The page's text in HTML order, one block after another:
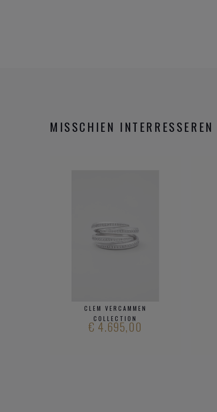
MISSCHIEN
CLEM VERCAMMEN
COLLECTION
€ 4.695,00